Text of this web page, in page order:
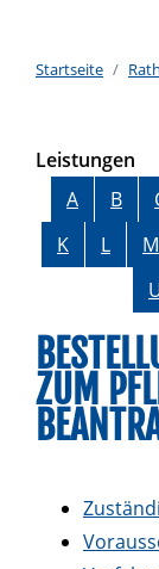
Startseite
Leistungen
A B
K
L M
ZUM